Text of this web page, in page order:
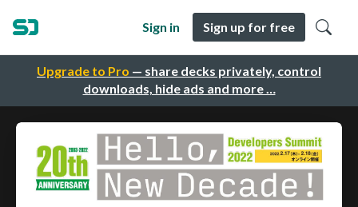
Upgrade to Pro — share decks privately, control
downloads, hide ads and more …
Sign in Sign up for free